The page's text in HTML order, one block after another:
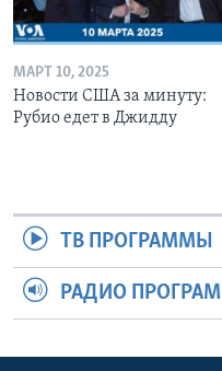
МАРТ 10, 2025
Новости США за минуту:
Рубио едет в Джидду
ТВ ПРОГРАММЫ
РАДИО